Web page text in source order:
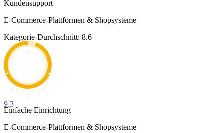
Kundensupport
E-Commerce-Plattformen & Shopsysteme
Kategorie-Durchschnitt: 8.6
9.3
Einfache Einrichtung
E-Commerce-Plattformen & Shopsysteme